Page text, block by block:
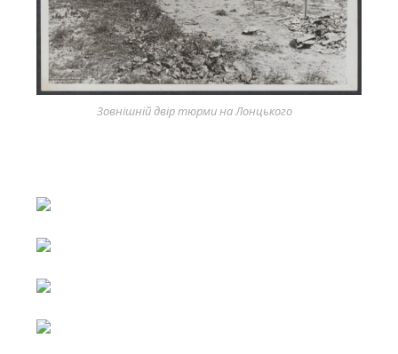
Зовнішній двір тюрми на Лонцького